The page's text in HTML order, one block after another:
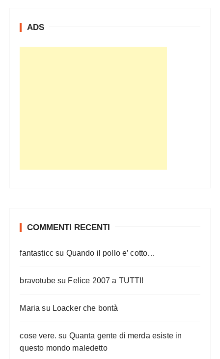
ADS
COMMENTI RECENTI
fantasticc su Quando il pollo e’ cotto…
bravotubesu Felice 2007 a TUTTI!
Maria su Loacker che bontà
cose vere. su Quanta gente di merda esiste in
questo mondo maledetto